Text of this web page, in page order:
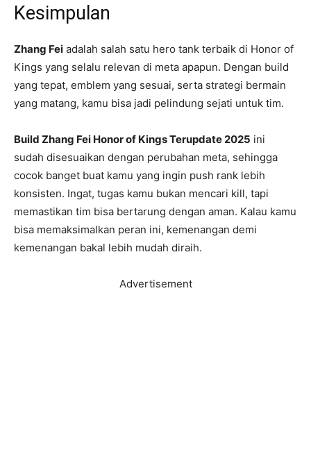
Kesimpulan
Zhang Fei adalah salah satu hero tank terbaik di Honor of
Kings yang selalu relevan di meta apapun. Dengan build
yang tepat, emblem yang sesuai, serta strategi bermain
yang matang, kamu bisa jadi pelindung sejati untuk tim.
Build Zhang Fei Honor of Kings Terupdate 2025 ini
sudah disesuaikan dengan perubahan meta, sehingga
cocok banget buat kamu yang ingin push rank lebih
konsisten. Ingat, tugas kamu bukan mencari kill, tapi
memastikan tim bisa bertarung dengan aman. Kalau kamu
bisa memaksimalkan peran ini, kemenangan demi
kemenangan bakal lebih mudah diraih.
Advertisement